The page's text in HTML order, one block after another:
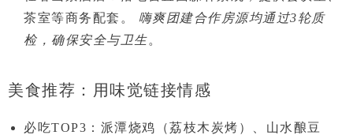
茶室等商务配套。 嗨爽团建合作房源均通过3轮质
检，确保安全与卫生。
美食推荐：用味觉链接情感
必吃TOP3 ：派潭烧鸡（荔枝木炭烤）、山水酿豆